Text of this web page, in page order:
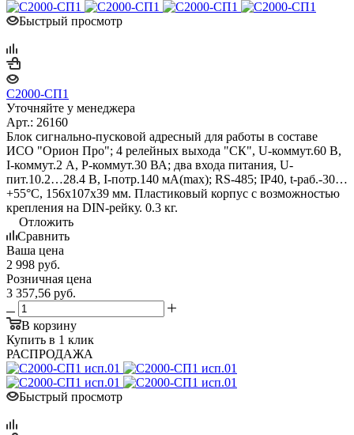
Быстрый просмотр
С2000-СП1
Уточняйте у менеджера
Арт.: 26160
Блок сигнально-пусковой адресный для работы в составе
ИСО "Орион Про"; 4 релейных выхода "СК", U-коммут.60 В,
I-коммут.2 А, P-коммут.30 ВА; два входа питания, U-
пит.10.2…28.4 В, I-потр.140 мА(max); RS-485; IP40, t-раб.-30…
+55°С, 156x107x39 мм. Пластиковый корпус с возможностью
крепления на DIN-рейку. 0.3 кг.
Отложить
Сравнить
Ваша цена
2 998 руб.
Розничная цена
3 357,56 руб.
В корзину
Купить в 1 клик
РАСПРОДАЖА
Быстрый просмотр